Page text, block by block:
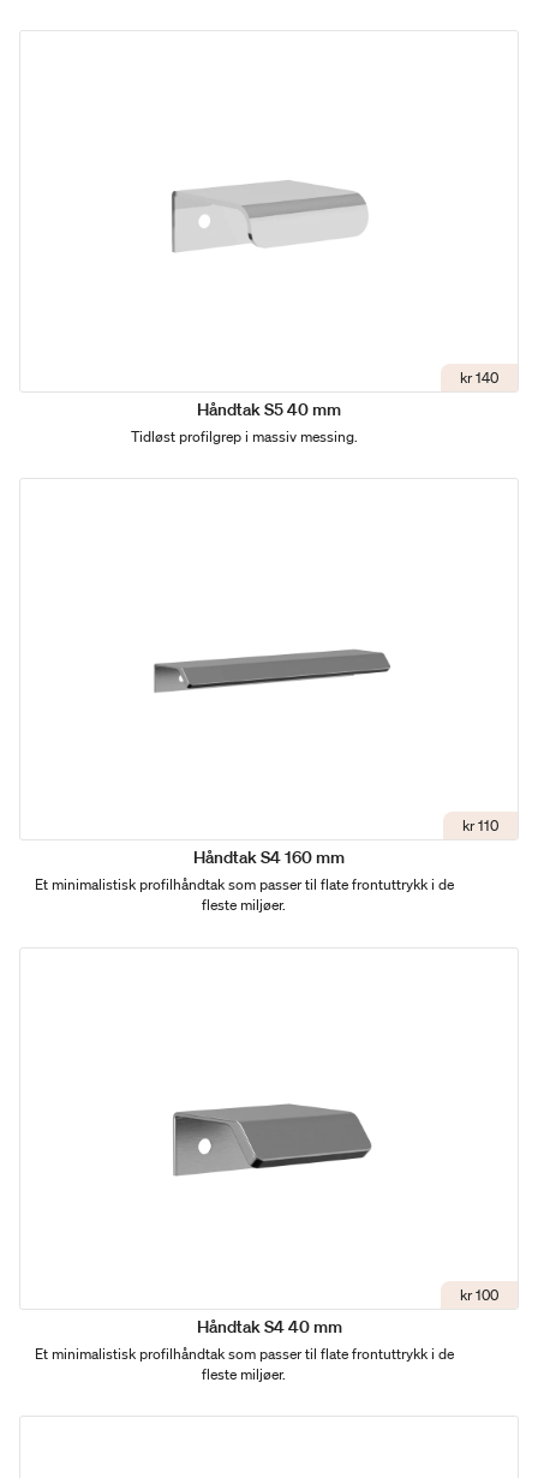
kr 140
Håndtak S5 40 mm
Tidløst profilgrep i massiv messing.
kr 110
Håndtak S4 160 mm
Et minimalistisk profilhåndtak som passer til flate frontuttrykk i de
fleste miljøer.
kr 100
Håndtak S4 40 mm
Et minimalistisk profilhåndtak som passer til flate frontuttrykk i de
fleste miljøer.